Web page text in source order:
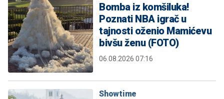
Bomba iz komšiluka!
Poznati NBA igrač u
tajnosti oženio Mamićevu
bivšu ženu (FOTO)
06.08.2026 07:16
Showtime